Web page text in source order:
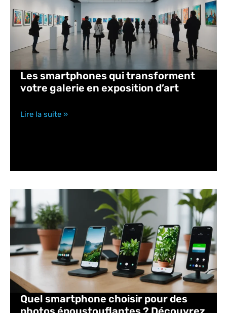
Les smartphones qui transforment
votre galerie en exposition d’art
Lire la suite »
Quel smartphone choisir pour des